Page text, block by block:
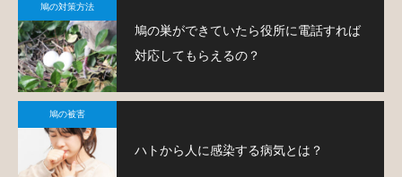
鳩の対策方法
鳩の巣ができていたら役所に電話すれば
対応してもらえるの？
鳩の被害
ハトから人に感染する病気とは？